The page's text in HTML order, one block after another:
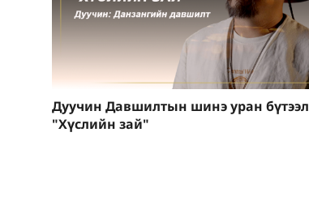
Дуучин Давшилтын шинэ уран бүтээл
"Хүслийн зай"